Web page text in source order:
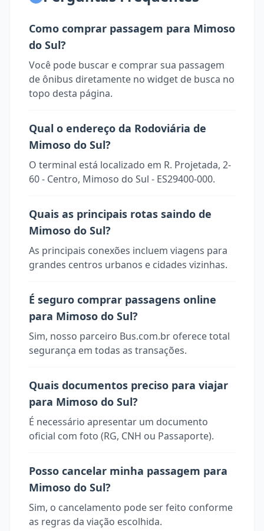
Como comprar passagem para Mimoso
do Sul?
Você pode buscar e comprar sua passagem
de ônibus diretamente no widget de busca no
topo desta página.
Qual o endereço da Rodoviária de
Mimoso do Sul?
O terminal está localizado em R. Projetada, 2-
60 - Centro, Mimoso do Sul - ES29400-000.
Quais as principais rotas saindo de
Mimoso do Sul?
As principais conexões incluem viagens para
grandes centros urbanos e cidades vizinhas.
É seguro comprar passagens online
para Mimoso do Sul?
Sim, nosso parceiro Bus.com.br oferece total
segurança em todas as transações.
Quais documentos preciso para viajar
para Mimoso do Sul?
É necessário apresentar um documento
oficial com foto (RG, CNH ou Passaporte).
Posso cancelar minha passagem para
Mimoso do Sul?
Sim, o cancelamento pode ser feito conforme
as regras da viação escolhida.